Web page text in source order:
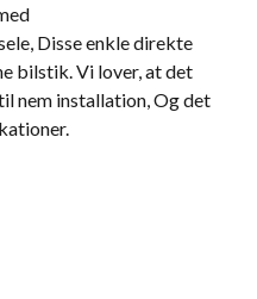
Disse enkle direkte
bilstik. Vi lover, at det
nem installation, Og det